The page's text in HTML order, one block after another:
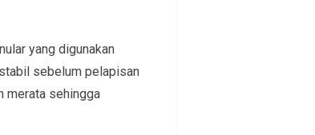
yang digunakan
sebelum pelapisan
merata sehingga